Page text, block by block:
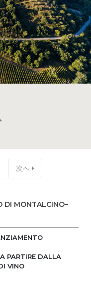
次へ
DI MONTALCINO–
PARTIRE DALLA
VINO